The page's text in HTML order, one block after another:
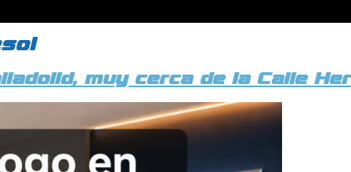
muy cerca de la Calle